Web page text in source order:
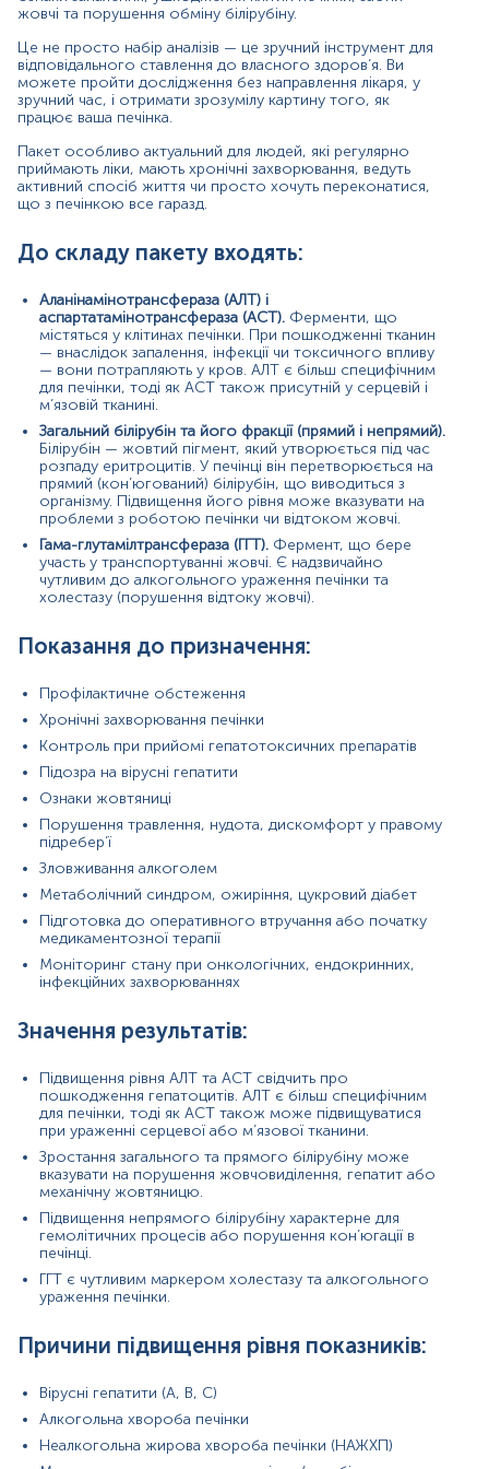
Показання до призначення:
Профілактичне обстеження
Хронічні захворювання печінки
Контроль при прийомі гепатотоксичних
Підозра на вірусні гепатити
Ознаки жовтяниці
Порушення травлення, нудота, дискомфорт у
правому підребер’ї
Метаболічний синдром, ожиріння, цукровий
Підготовка до оперативного втручання або
початку медикаментозної терапії
Моніторинг стану при онкологічних,
ендокринних, інфекційних захворюваннях
Значення результатів:
Підвищення рівня АЛТ та АСТ свідчить про
пошкодження гепатоцитів. АЛТ є більш
специфічним для печінки, тоді як АСТ також може
підвищуватися при ураженні серцевої або
м’язової тканини.
Зростання загального та прямого білірубіну може
вказувати на порушення жовчовиділення, гепатит
або механічну жовтяницю.
Підвищення непрямого білірубіну характерне для
гемолітичних процесів або порушення кон’югації
ГГТ є чутливим маркером холестазу та
алкогольного ураження печінки.
Причини підвищення рівня показників:
Вірусні гепатити (A, B, C)
Алкогольна хвороба печінки
Неалкогольна жирова хвороба печінки (НАЖХП)
Медикаментозне ураження печінки (антибіотики,
статини, протисудомні препарати)
Аутоімунний гепатит
Цироз або фіброз печінки
Пухлини печінки або метастази
Жовчнокам’яна хвороба або обструкція жовчних
Гемолітична анемія (для білірубіну)
Причини зниження рівня показників:
може мати клінічне значення:
печінкової недостатності, коли знижується
синтез ферментів
Знижений білірубін — зазвичай не викликає
занепокоєння, але може бути наслідком
надмірного споживання рідини або лабораторної
похибки
Низький ГГТ — рідкісний випадок, зазвичай не має
клінічного значення, якщо не супроводжується
іншими порушеннями
Інфекційні захворювання: аналізи допомагають
Онкологія: важливі для виявлення метастазів у
печінці або токсичності хіміотерапії
Ендокринологія: діагностика метаболічного
синдрому та інсулінорезистентності
Гінекологія та акушерство: використовуються для
моніторингу стану печінки при холестазі вагітних
Психіатрія: актуальні для пацієнтів, які приймають
жовчі та порушення обміну білірубіну.
Це не просто набір аналізів — це зручний інструмент для
відповідального ставлення до власного здоров’я. Ви
можете пройти дослідження без направлення лікаря, у
зручний час, і отримати зрозумілу картину того, як
працює ваша печінка.
Пакет особливо актуальний для людей, які регулярно
приймають ліки, мають хронічні захворювання, ведуть
активний спосіб життя чи просто хочуть переконатися,
що з печінкою все гаразд.
До складу пакету входять:
Аланінамінотрансфераза (АЛТ) і
аспартатамінотрансфераза (АСТ). Ферменти, що
містяться у клітинах печінки. При пошкодженні тканин
— внаслідок запалення, інфекції чи токсичного впливу
— вони потрапляють у кров. АЛТ є більш специфічним
для печінки, тоді як АСТ також присутній у серцевій і
м’язовій тканині.
Загальний білірубін та його фракції (прямий і непрямий).
Білірубін — жовтий пігмент, який утворюється під час
розпаду еритроцитів. У печінці він перетворюється на
прямий (кон’югований) білірубін, що виводиться з
організму. Підвищення його рівня може вказувати на
проблеми з роботою печінки чи відтоком жовчі.
Гама-глутамілтрансфераза (ГГТ). Фермент, що бере
участь у транспортуванні жовчі. Є надзвичайно
чутливим до алкогольного ураження печінки та
холестазу (порушення відтоку жовчі).
Показання до призначення:
Профілактичне обстеження
Хронічні захворювання печінки
Контроль при прийомі гепатотоксичних препаратів
Підозра на вірусні гепатити
Ознаки жовтяниці
Порушення травлення, нудота, дискомфорт у правому
підребер’ї
Зловживання алкоголем
Метаболічний синдром, ожиріння, цукровий діабет
Підготовка до оперативного втручання або початку
медикаментозної терапії
Моніторинг стану при онкологічних, ендокринних,
інфекційних захворюваннях
Значення результатів:
Підвищення рівня АЛТ та АСТ свідчить про
пошкодження гепатоцитів. АЛТ є більш специфічним
для печінки, тоді як АСТ також може підвищуватися
при ураженні серцевої або м’язової тканини.
Зростання загального та прямого білірубіну може
вказувати на порушення жовчовиділення, гепатит або
механічну жовтяницю.
Підвищення непрямого білірубіну характерне для
гемолітичних процесів або порушення кон’югації в
печінці.
ГГТ є чутливим маркером холестазу та алкогольного
ураження печінки.
Причини підвищення рівня показників:
Вірусні гепатити (A, B, C)
Алкогольна хвороба печінки
Неалкогольна жирова хвороба печінки (НАЖХП)